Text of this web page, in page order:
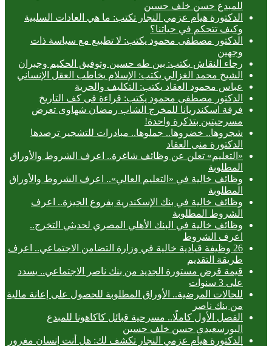
للمبدع حسن خلف حسين
الدكتورة هيام عزمي النجار تكتب: ما هي العادات السلبية
وكيف تتحكم في حياتنا؟
الدكتور مصطفى محمود يكتب: لا تطبيع مع سياسة ذات
وجهين
رجاء النقاش يكتب: بين طه حسين وتوفيق الحكيم وجبران
الشيخ محمد الغزالي يكتب: الإسلام يخاطب العقل الإنساني
عباس محمود العقاد يكتب: التكليف والحرية
الدكتور مصطفى محمود يكتب: قراءة فى كف التاريخ
فرقة اسكندريانا للمخرج الشاب رمضان شهاوى تعرض
مسرحيتين بتذكرة واحدة!
شجروها.. خضروها.. جملوها.. مبادرات للتشجير ترصدها
الدكتورة منى العقاد
«التعليم» تعلن عن وظائف شاغرة.. اعرف الشروط والأوراق
المطلوبة
وظائف خالية في «التعليم العالي».. اعرف الشروط والأوراق
المطلوبة
وظائف خالية في بنك الإسكندرية بفروع الجيزة.. اعرف
الشروط المطلوبة
وظائف خالية في البنك الأهلي المصري لحديثي التخرج..
اعرف الشروط
26 وظيفة قيادية خالية في وزارة التضامن الاجتماعي.. اعرف
طريقة التقديم
قيمة قرض مستورة الجديد من بنك ناصر الاجتماعي.. يسدد
على 3 سنوات
للحالات المرضية.. الأوراق المطلوبة للحصول على إعانة مالية
من بنك ناصر
الفصل الأول كاملًا.. مسرحية قبائل كاكاهونا للمبدع
البورسعيدي حسن خلف حسين
الدكتورة هيام عزمي النجار تكشف لك: هل أنت إنسان مغرور